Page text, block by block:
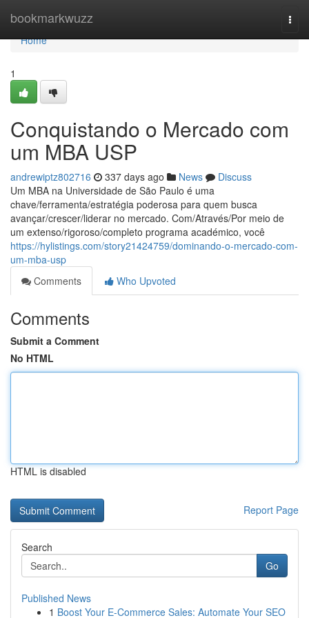
bookmarkwuzz
Home
Home
1
Conquistando o Mercado com
um MBA USP
andrewiptz802716 337 days ago News
Discuss
Um MBA na Universidade de São Paulo é uma
chave/ferramenta/estratégia poderosa para quem busca
avançar/crescer/liderar no mercado. Com/Através/Por meio de
um extenso/rigoroso/completo programa académico, você
https://hylistings.com/story21424759/dominando-o-mercado-com-
um-mba-usp
Comments
Who Upvoted
Comments
Submit a Comment
No HTML
HTML is disabled
Report Page
Search
Go
Published News
1 Boost Your E-Commerce Sales: Automate Your SEO